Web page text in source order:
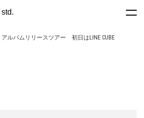
ルバムリリースツアー 初日はLINE CUBE